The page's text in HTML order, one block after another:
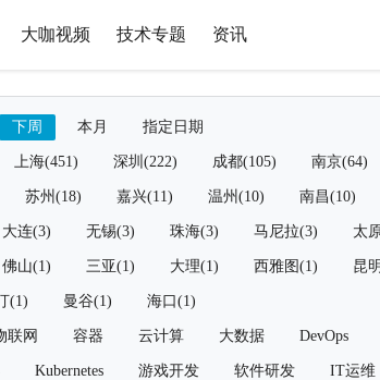
大咖视频 技术专题 资讯
下周 本月 指定日期
上海(451) 深圳(222) 成都(105) 南京(64)
苏州(18) 嘉兴(11) 温州(10) 南昌(10)
大连(3) 无锡(3) 珠海(3) 马尼拉(3) 太
佛山(1) 三亚(1) 大理(1) 西雅图(1) 昆
(1) 曼谷(1) 海口(1)
联网 容器 云计算 大数据 DevOps
Kubernetes 游戏开发 软件研发 IT运维